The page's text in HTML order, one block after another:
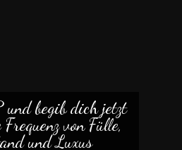
begib dich jetzt
von Fülle,
und Luxus